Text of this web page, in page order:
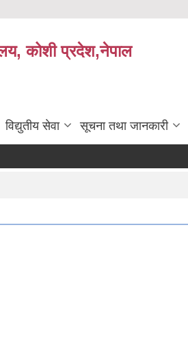
कोशी प्रदेश,नेपाल
विद्युतीय सेवा सूचना तथा जानकारी